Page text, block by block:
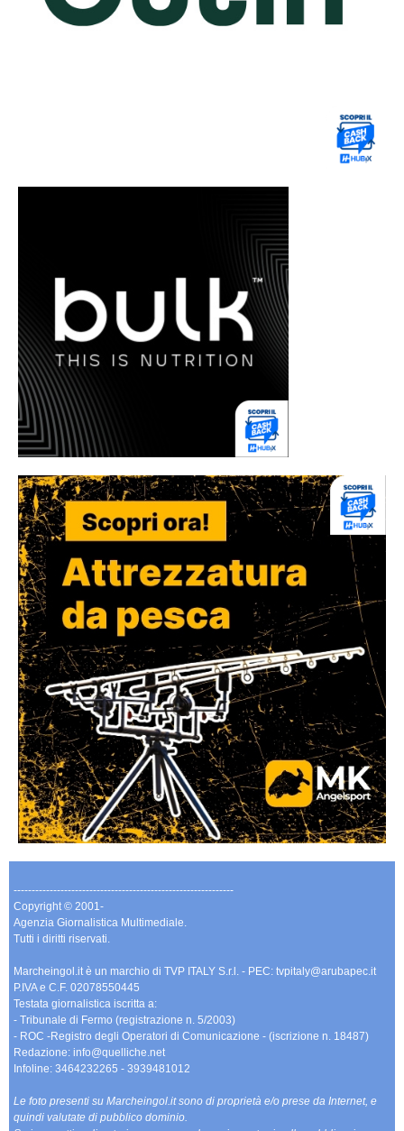
-------------------------------------------------------------
Copyright © 2001-
Agenzia Giornalistica Multimediale.
Tutti i diritti riservati.
Marcheingol.it è un marchio di TVP ITALY S.r.l. - PEC: tvpitaly@arubapec.it
P.IVA e C.F. 02078550445
Testata giornalistica iscritta a:
- Tribunale di Fermo (registrazione n. 5/2003)
- ROC -Registro degli Operatori di Comunicazione - (iscrizione n. 18487)
Redazione: info@quelliche.net
Infoline: 3464232265 - 3939481012
Le foto presenti su Marcheingol.it sono di proprietà e/o prese da Internet, e
quindi valutate di pubblico dominio.